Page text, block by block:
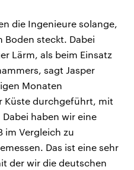
die Ingenieure solange,
Boden steckt. Dabei
Lärm, als beim Einsatz
sagt Jasper
Monaten
Küste durchgeführt, mit
haben wir eine
im Vergleich zu
Das ist eine sehr
der wir die deutschen